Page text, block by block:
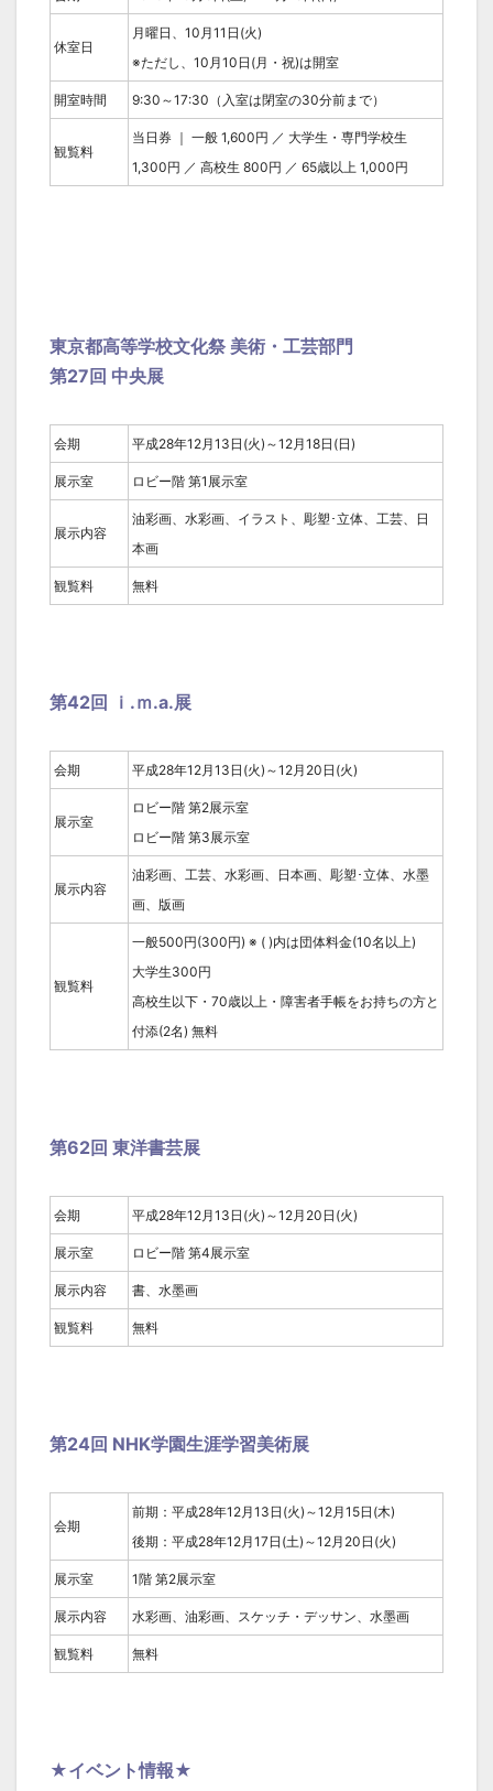
休室日
月曜日、10月11日(火)
※ただし、10月10日(月・祝)は開室
開室時間 9:30～17:30（入室は閉室の30分前まで）
観覧料
当日券 ｜ 一般 1,600円 ／ 大学生・専門学校生
1,300円 ／ 高校生 800円 ／ 65歳以上 1,000円
東京都高等学校文化祭 美術・工芸部門
第27回 中央展
会期 平成28年12月13日(火)～12月18日(日)
展示室 ロビー階 第1展示室
展示内容
油彩画、水彩画、イラスト、彫塑･立体、工芸、日
本画
観覧料 無料
第42回 ｉ.ｍ.a.展
会期 平成28年12月13日(火)～12月20日(火)
展示室
ロビー階 第2展示室
ロビー階 第3展示室
展示内容
油彩画、工芸、水彩画、日本画、彫塑･立体、水墨
画、版画
観覧料
一般500円(300円) ※ ( )内は団体料金(10名以上)
大学生300円
高校生以下・70歳以上・障害者手帳をお持ちの方と
付添(2名) 無料
第62回 東洋書芸展
会期 平成28年12月13日(火)～12月20日(火)
展示室 ロビー階 第4展示室
展示内容 書、水墨画
観覧料 無料
第24回 NHK学園生涯学習美術展
会期
前期：平成28年12月13日(火)～12月15日(木)
後期：平成28年12月17日(土)～12月20日(火)
展示室 1階 第2展示室
展示内容 水彩画、油彩画、スケッチ・デッサン、水墨画
観覧料 無料
★イベント情報★